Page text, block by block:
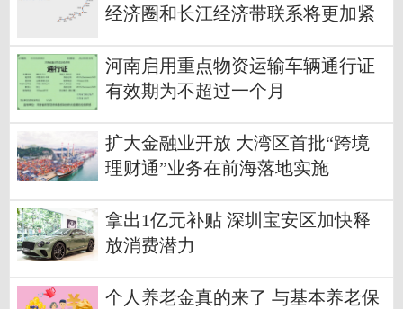
经济圈和长江经济带联系将更加紧
河南启用重点物资运输车辆通行证
有效期为不超过一个月
扩大金融业开放 大湾区首批“跨境
理财通”业务在前海落地实施
拿出1亿元补贴 深圳宝安区加快释
放消费潜力
个人养老金真的来了 与基本养老保